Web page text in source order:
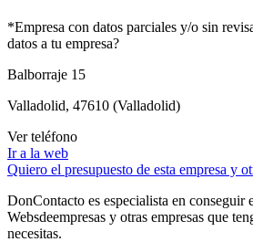
*Empresa con datos parciales y/o sin
datos a tu empresa?
Balborraje 15
Valladolid, 47610 (Valladolid)
Ver teléfono
Ir a la web
Quiero el presupuesto de esta empresa y
DonContacto es especialista en conseguir
Websdeempresas y otras empresas que
necesitas.